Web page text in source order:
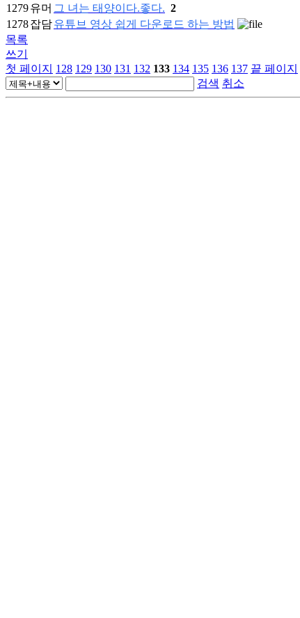
1279유머 그 녀는 태양이다.좋다. 2
1278잡담유튜브 영상 쉽게 다운로드 하는 방법
목록
쓰기
첫 페이지
128 129 130 131 132 133 134 135 136 137 끝 페이지
검색 취소